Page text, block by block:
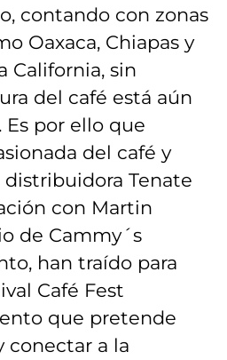
contando con zonas
Oaxaca, Chiapas y
California, sin
del café está aún
por ello que
del café y
Tenate
con Martin
de Cammy´s
han traído para
Café Fest
que pretende
conectar a la